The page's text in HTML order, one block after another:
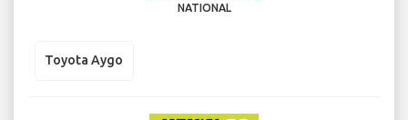
NATIONAL
Toyota Aygo